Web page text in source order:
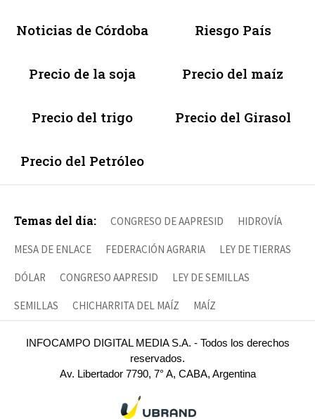
Noticias de Córdoba Riesgo País
Precio de la soja Precio del maíz
Precio del trigo Precio del Girasol
Precio del Petróleo
Temas del día: CONGRESO DE AAPRESID HIDROVÍA
MESA DE ENLACE FEDERACIÓN AGRARIA LEY DE TIERRAS
DÓLAR CONGRESO AAPRESID LEY DE SEMILLAS
SEMILLAS CHICHARRITA DEL MAÍZ MAÍZ
INFOCAMPO DIGITAL MEDIA S.A. - Todos los derechos
reservados.
Av. Libertador 7790, 7° A, CABA, Argentina